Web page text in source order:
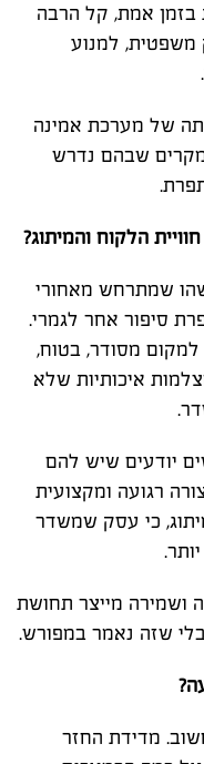
אמת, קל הרבה
משפטית, למנוע
של מערכת אמינה
שבהם נדרש
הלקוח והמיתוג?
שמתרחש מאחורי
סיפור אחר לגמרי.
מסודר, בטוח,
איכותיות שלא
יודעים שיש להם
רגועה ומקצועית
כי עסק שמשדר
ושמירה מייצר תחושת
שזה נאמר במפורש.
מדידת החזר